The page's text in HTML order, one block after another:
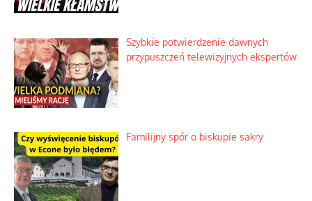
Szybkie potwierdzenie dawnych
przypuszczeń telewizyjnych ekspertów
Familijny spór o biskupie sakry